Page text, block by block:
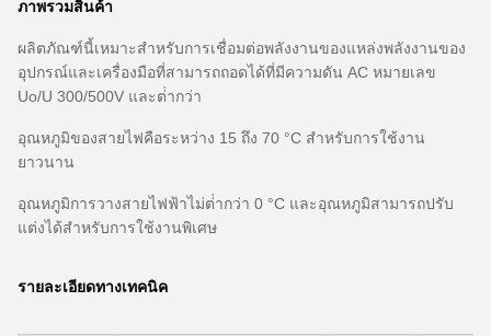
ภาพรวมสินค้า
ผลิตภัณฑ์นี้เหมาะสําหรับการเชื่อมต่อพลังงานของแหล่งพลังงานของ
อุปกรณ์และเครื่องมือที่สามารถถอดได้ที่มีความดัน AC หมายเลข
Uo/U 300/500V และต่ํากว่า
อุณหภูมิของสายไฟคือระหว่าง 15 ถึง 70 °C สําหรับการใช้งาน
ยาวนาน
อุณหภูมิการวางสายไฟฟ้าไม่ต่ํากว่า 0 °C และอุณหภูมิสามารถปรับ
แต่งได้สําหรับการใช้งานพิเศษ
รายละเอียดทางเทคนิค